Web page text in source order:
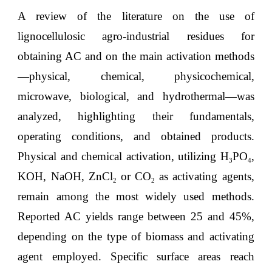
A review of the literature on the use of
lignocellulosic agro-industrial residues for
obtaining AC and on the main activation methods
—physical, chemical, physicochemical,
microwave, biological, and hydrothermal—was
analyzed, highlighting their fundamentals,
operating conditions, and obtained products.
Physical and chemical activation, utilizing H3PO4,
KOH, NaOH, ZnCl2 or CO2
as activating agents,
remain among the most widely used methods.
Reported AC yields range between 25 and 45%,
depending on the type of biomass and activating
agent employed. Specific surface areas reach